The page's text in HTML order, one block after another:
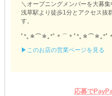
＼オープニングメンバーを大募集
浅草駅より徒歩1分とアクセス抜
す。
ﾟ*｡＊⌒＊｡*ﾟ＊⌒＊ﾟ*｡＊⌒＊｡*ﾟ
＜【浅草】Club Leo（レオ）＞
お仕事は、優しく頼れるスタッ
▶このお店の営業ページを見る
応募で